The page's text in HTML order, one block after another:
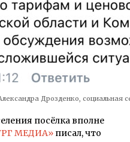
Дрозденко, социальная
посёлка вполне
МЕДИА» писал, что